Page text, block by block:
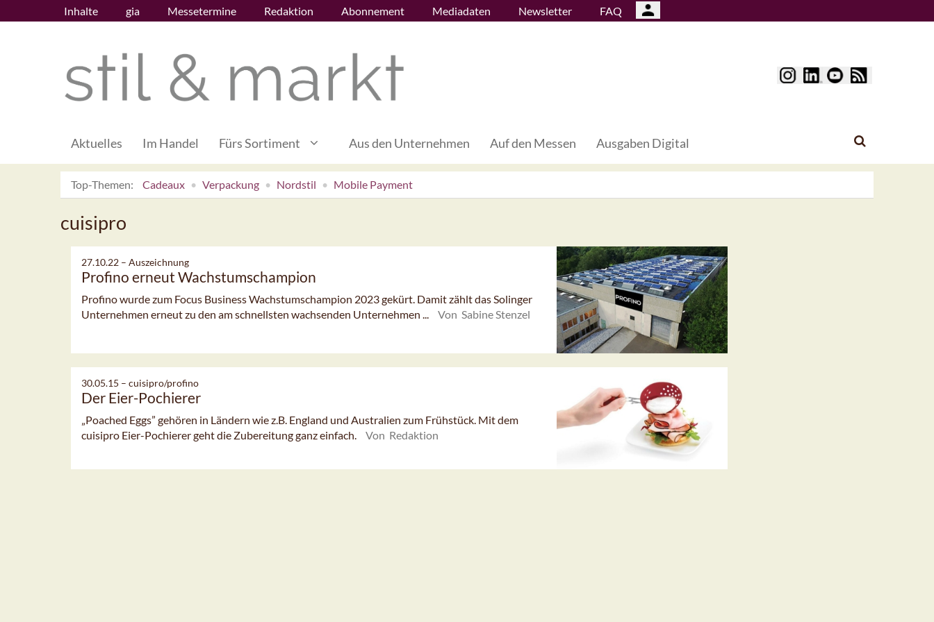
Inhalte gia Messetermine Redaktion Abonnement Mediadaten Newsletter FAQ
Aktuelles Im Handel Fürs Sortiment Aus den Unternehmen Auf den Messen Ausgaben Digital
Top-Themen: Cadeaux Verpackung Nordstil Mobile Payment
cuisipro
27.10.22 – Auszeichnung
Profino erneut Wachstumschampion
Profino wurde zum Focus Business Wachstumschampion 2023 gekürt. Damit zählt das Solinger
Unternehmen erneut zu den am schnellsten wachsenden Unternehmen ...
Von Sabine Stenzel
30.05.15 – cuisipro/profino
Der Eier-Pochierer
„Poached Eggs” gehören in Ländern wie z.B. England und Australien zum Frühstück. Mit dem
cuisipro Eier-Pochierer geht die Zubereitung ganz einfach.
Von Redaktion